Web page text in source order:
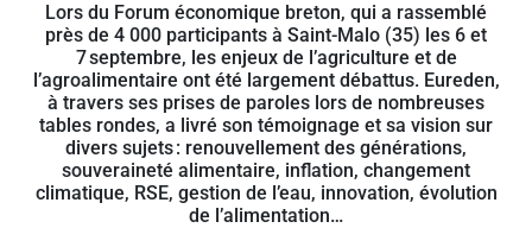
Lors du Forum économique breton, qui a rassemblé
près de 4 000 participants à Saint-Malo (35) les 6 et
7 septembre, les enjeux de l’agriculture et de
l’agroalimentaire ont été largement débattus. Eureden,
à travers ses prises de paroles lors de nombreuses
tables rondes, a livré son témoignage et sa vision sur
divers sujets : renouvellement des générations,
souveraineté alimentaire, inflation, changement
climatique, RSE, gestion de l’eau, innovation, évolution
de l’alimentation…